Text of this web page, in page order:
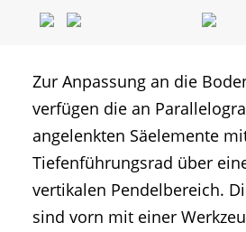
Zur Anpassung an die
verfügen die an
angelenkten Säelemente
Tiefenführungsrad über
vertikalen Pendelbereich.
sind vorn mit einer